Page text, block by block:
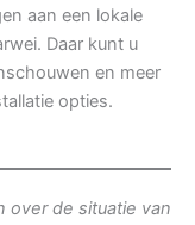
aan een lokale
Daar kunt u
en meer
opties.
over de situatie van